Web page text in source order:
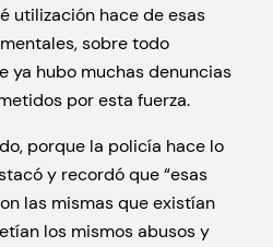
utilización hace de esas
sobre todo
ya hubo muchas denuncias
por esta fuerza.
porque la policía hace lo
y recordó que “esas
las mismas que existían
los mismos abusos y